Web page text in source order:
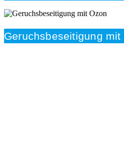
Geruchsbeseitigung mit